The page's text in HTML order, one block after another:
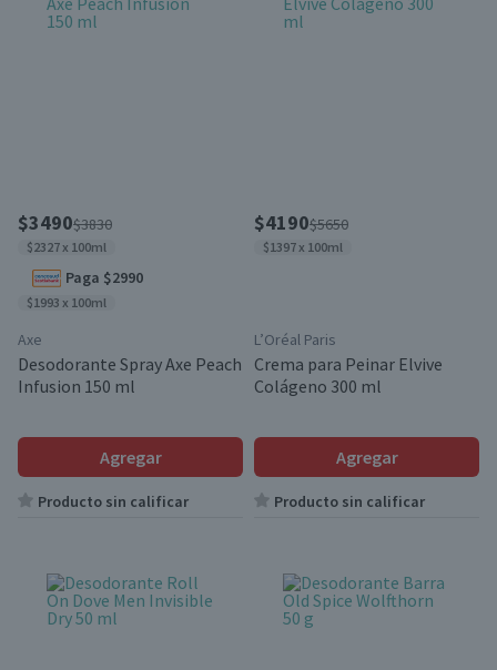
$3490$3830
$2327 x 100ml
Paga $2990
$1993 x 100ml
Axe
Desodorante Spray Axe Peach
Infusion 150 ml
Agregar
Producto sin calificar
$4190$5650
$1397 x 100ml
L’Oréal Paris
Crema para Peinar Elvive
Colágeno 300 ml
Agregar
Producto sin calificar